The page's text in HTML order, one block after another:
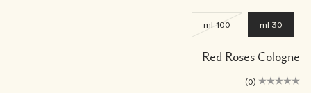
30 ml
100 ml
Red Roses Cologne
(0)